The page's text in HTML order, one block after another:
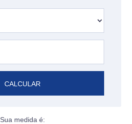
CALCULAR
Sua medida é: